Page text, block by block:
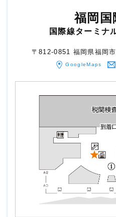
福岡国
国際線ターミナ
〒812-0851 福岡県福岡
GoogleMaps